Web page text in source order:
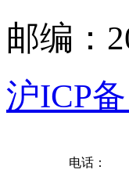
邮编：
沪ICP
电话：